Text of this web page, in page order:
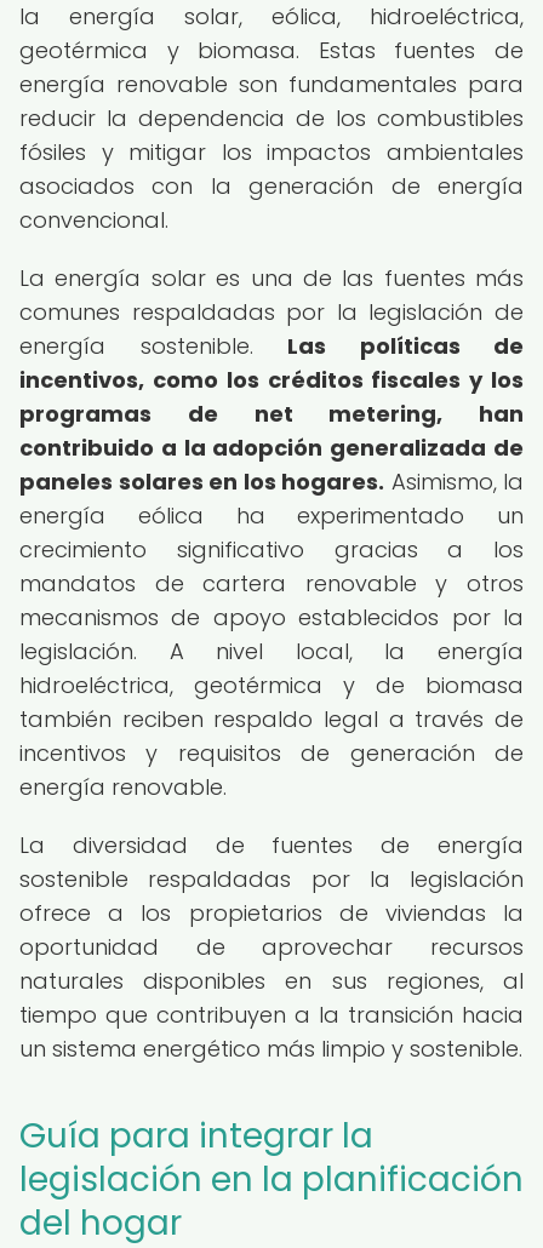
la energía solar, eólica, hidroeléctrica,
geotérmica y biomasa. Estas fuentes de
energía renovable son fundamentales para
reducir la dependencia de los combustibles
fósiles y mitigar los impactos ambientales
asociados con la generación de energía
convencional.
La energía solar es una de las fuentes más
comunes respaldadas por la legislación de
energía sostenible. Las políticas de
incentivos, como los créditos fiscales y los
programas de net metering, han
contribuido a la adopción generalizada de
paneles solares en los hogares. Asimismo, la
energía eólica ha experimentado un
crecimiento significativo gracias a los
mandatos de cartera renovable y otros
mecanismos de apoyo establecidos por la
legislación. A nivel local, la energía
hidroeléctrica, geotérmica y de biomasa
también reciben respaldo legal a través de
incentivos y requisitos de generación de
energía renovable.
La diversidad de fuentes de energía
sostenible respaldadas por la legislación
ofrece a los propietarios de viviendas la
oportunidad de aprovechar recursos
naturales disponibles en sus regiones, al
tiempo que contribuyen a la transición hacia
un sistema energético más limpio y sostenible.
Guía para integrar la
legislación en la planificación
del hogar